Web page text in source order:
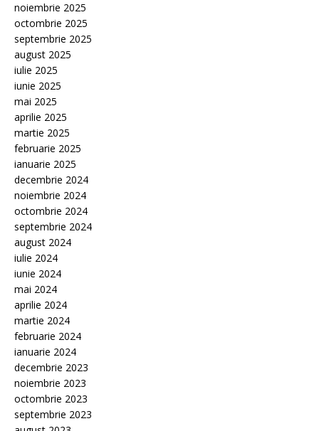
noiembrie 2025
octombrie 2025
septembrie 2025
august 2025
iulie 2025
iunie 2025
mai 2025
aprilie 2025
martie 2025
februarie 2025
ianuarie 2025
decembrie 2024
noiembrie 2024
octombrie 2024
septembrie 2024
august 2024
iulie 2024
iunie 2024
mai 2024
aprilie 2024
martie 2024
februarie 2024
ianuarie 2024
decembrie 2023
noiembrie 2023
octombrie 2023
septembrie 2023